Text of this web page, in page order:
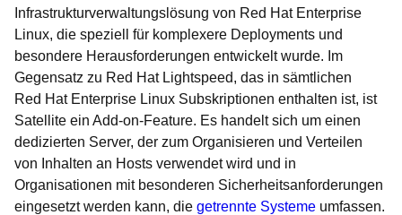
Infrastrukturverwaltungslösung von Red Hat Enterprise
Linux, die speziell für komplexere Deployments und
besondere Herausforderungen entwickelt wurde. Im
Gegensatz zu Red Hat Lightspeed, das in sämtlichen
Red Hat Enterprise Linux Subskriptionen enthalten ist, ist
Satellite ein Add-on-Feature. Es handelt sich um einen
dedizierten Server, der zum Organisieren und Verteilen
von Inhalten an Hosts verwendet wird und in
Organisationen mit besonderen Sicherheitsanforderungen
eingesetzt werden kann, die getrennte Systeme umfassen.